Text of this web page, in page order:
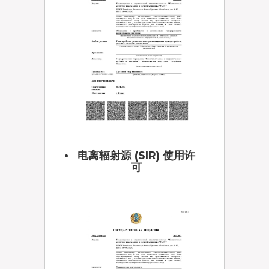
电离辐射源 (SIR) 使用许
可